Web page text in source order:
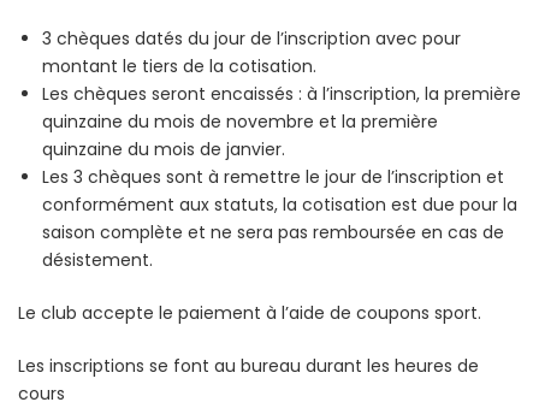
3 chèques datés du jour de l’inscription avec pour
montant le tiers de la cotisation.
Les chèques seront encaissés : à l’inscription, la première
quinzaine du mois de novembre et la première
quinzaine du mois de janvier.
Les 3 chèques sont à remettre le jour de l’inscription et
conformément aux statuts, la cotisation est due pour la
saison complète et ne sera pas remboursée en cas de
désistement.
Le club accepte le paiement à l’aide de coupons sport.
Les inscriptions se font au bureau durant les heures de
cours